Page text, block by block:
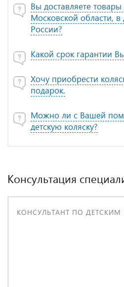
Вы доставляете
Московской области, в
России?
Какой срок гарантии
Хочу приобрести
подарок.
Можно ли с Вашей
детскую коляску?
Консультация
КОНСУЛЬТАНТ ПО